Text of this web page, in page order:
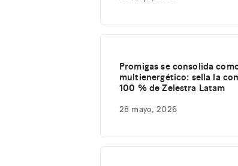
Promigas se consolida
multienergético: sella la
100 % de Zelestra Latam
28 mayo, 2026